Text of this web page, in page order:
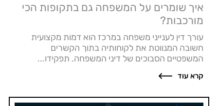
איך שומרים על המשפחה גם בתקופות הכי
מורכבות?
עורך דין לענייני משפחה במרכז הוא דמות מקצועית
חשובה המנווטת את לקוחותיה בתוך הקשרים
המשפטיים הסבוכים של דיני המשפחה. תפקידו...
קרא עוד